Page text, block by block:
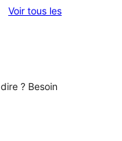
Voir tous lesavis
? Besoin